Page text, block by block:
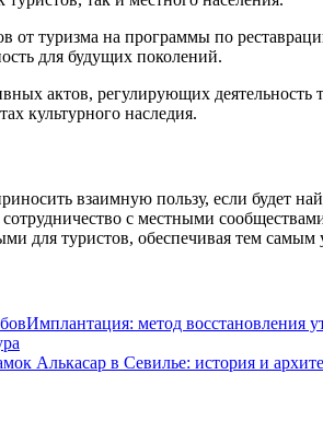
от туризма на программы по
для будущих поколений.
актов, регулирующих
культурного наследия.
взаимную пользу, если будет
с местными
для туристов, обеспечивая тем самым
Имплантация: метод восстановления
Алькасар в Севилье: история и